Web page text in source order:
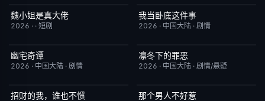
完结
魏小姐是真大佬
2026 · · 短剧
已完结
我当卧底这件事
2026 · 中国大陆 · 剧情
更新至第14集
幽宅奇谭
2026 · 中国大陆 · 剧情
更新至第16集
凛冬下的罪恶
2026 · 中国大陆 · 剧情/悬疑
完结
招财的我，谁也不惯 完结
那个男人不好惹